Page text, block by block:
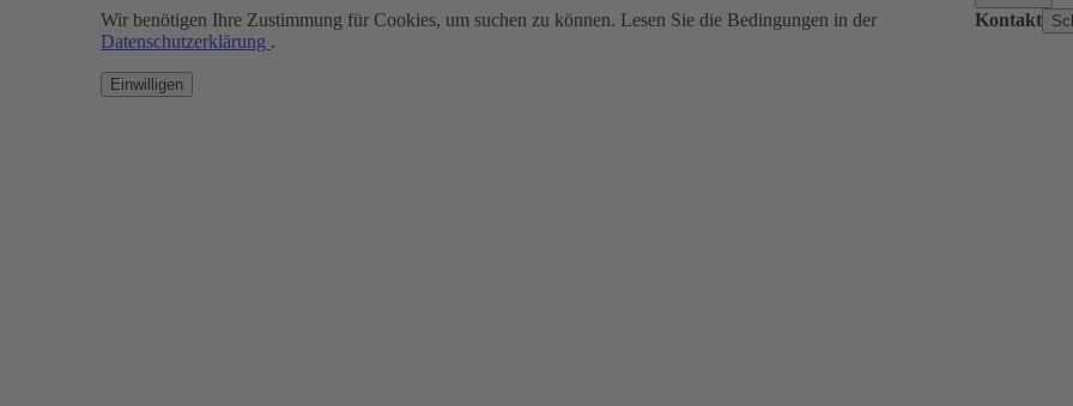
Wir benötigen Ihre Zustimmung für Cookies, um suchen zu können. Lesen Sie die Bedingungen in der
Datenschutzerklärung .
Einwilligen
Kontakt